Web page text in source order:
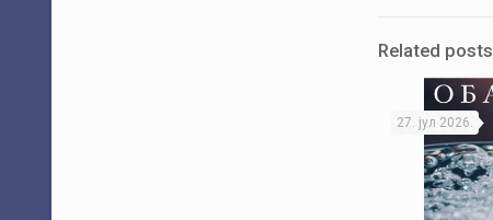
Related posts
27. јул 2026.